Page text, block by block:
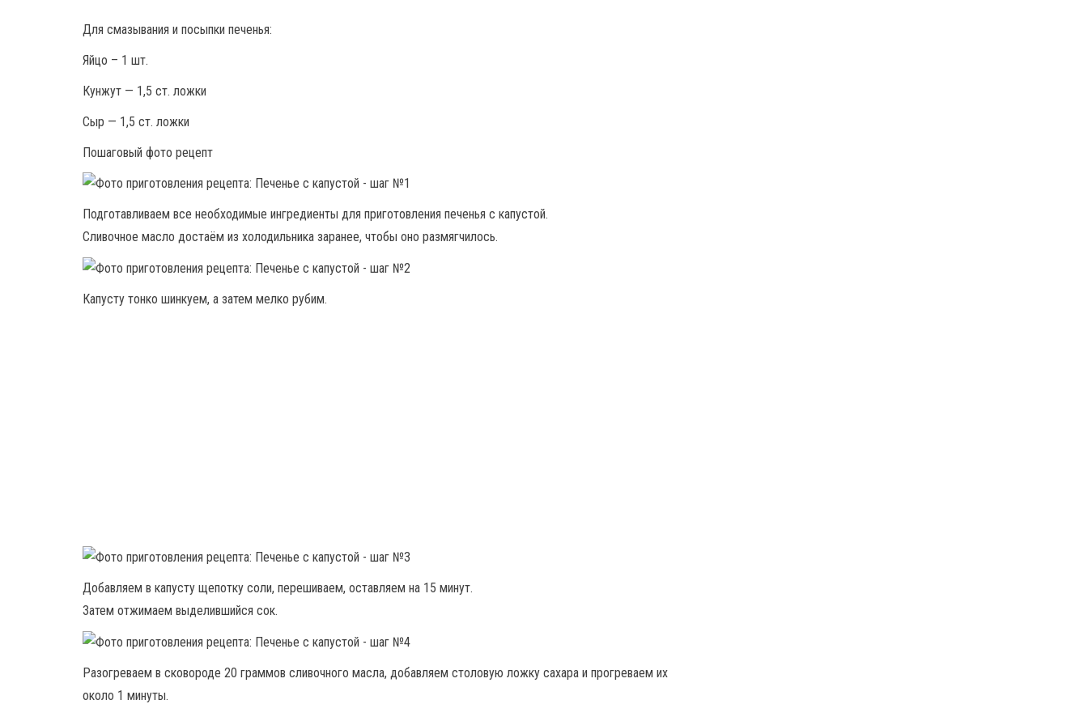
Для смазывания и посыпки печенья:
Яйцо – 1 шт.
Кунжут — 1,5 ст. ложки
Сыр — 1,5 ст. ложки
Пошаговый фото рецепт
Подготавливаем все необходимые ингредиенты для приготовления печенья с капустой.
Сливочное масло достаём из холодильника заранее, чтобы оно размягчилось.
Капусту тонко шинкуем, а затем мелко рубим.
Добавляем в капусту щепотку соли, перешиваем, оставляем на 15 минут.
Затем отжимаем выделившийся сок.
Разогреваем в сковороде 20 граммов сливочного масла, добавляем столовую ложку сахара и прогреваем их
около 1 минуты.